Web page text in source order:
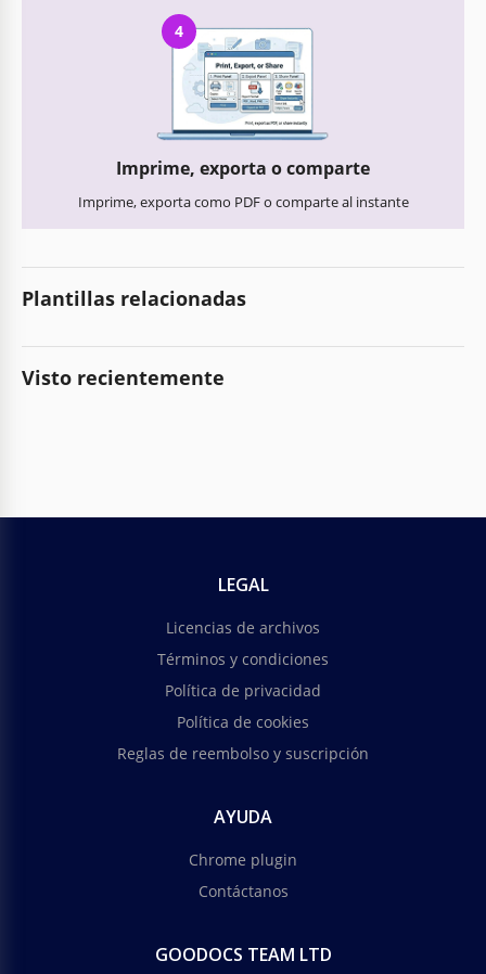
4
Imprime, exporta o comparte
Imprime, exporta como PDF o comparte al instante
Plantillas relacionadas
Visto recientemente
LEGAL
Licencias de archivos
Términos y condiciones
Política de privacidad
Política de cookies
Reglas de reembolso y suscripción
AYUDA
Chrome plugin
Contáctanos
GOODOCS TEAM LTD